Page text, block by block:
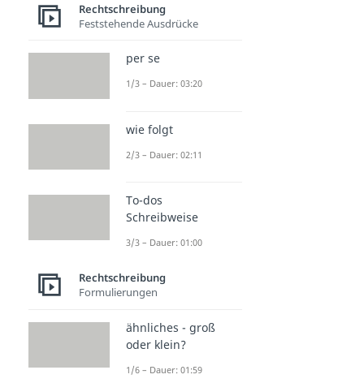
Rechtschreibung
Feststehende Ausdrücke
per se
1/3 – Dauer: 03:20
wie folgt
2/3 – Dauer: 02:11
To-dos
Schreibweise
3/3 – Dauer: 01:00
Rechtschreibung
Formulierungen
ähnliches - groß
oder klein?
1/6 – Dauer: 01:59